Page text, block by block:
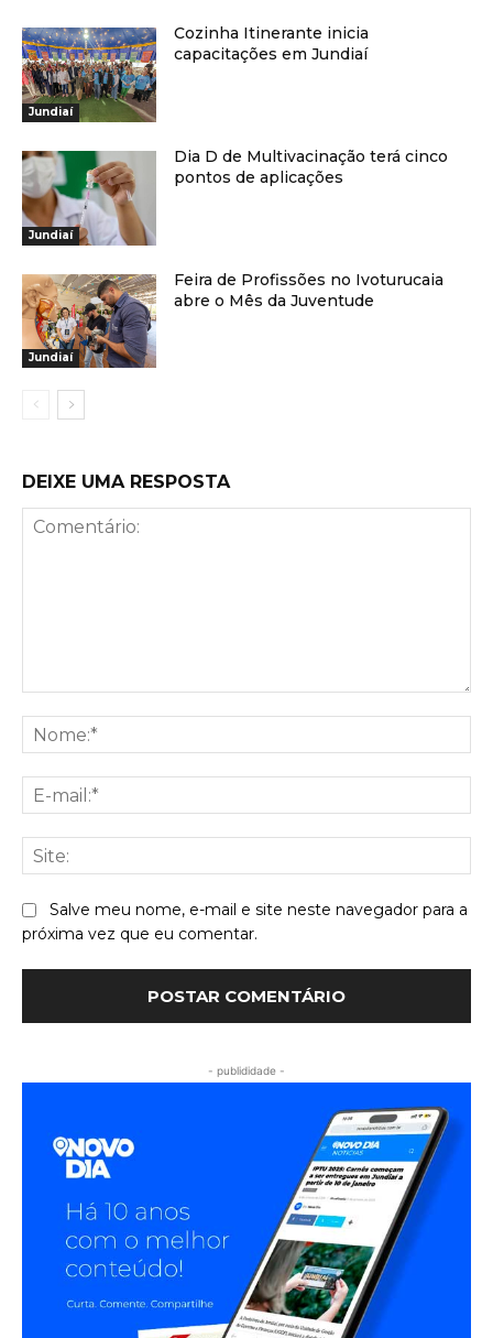
Jundiaí
Cozinha Itinerante inicia
capacitações em Jundiaí
Jundiaí
Dia D de Multivacinação terá cinco
pontos de aplicações
Jundiaí
Feira de Profissões no Ivoturucaia
abre o Mês da Juventude
DEIXE UMA RESPOSTA
Salve meu nome, e-mail e site neste navegador para a
próxima vez que eu comentar.
- publididade -